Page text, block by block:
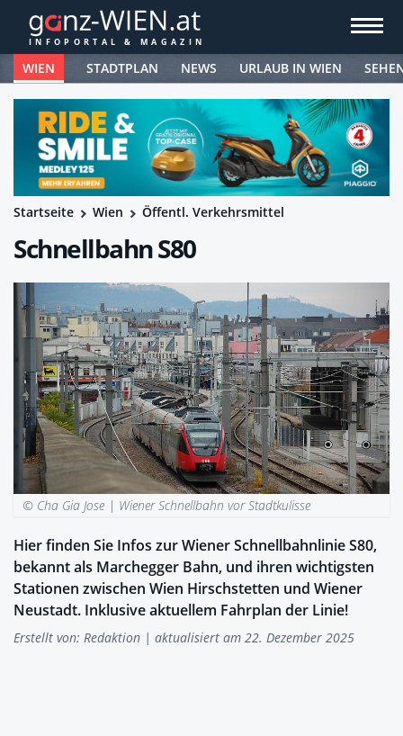
WIEN STADTPLAN NEWS URLAUB IN WIEN
Startseite Wien Öffentl. Verkehrsmittel
Schnellbahn S80
© Cha Gia Jose | Wiener Schnellbahn vor Stadtkulisse
Hier finden Sie Infos zur Wiener Schnellbahnlinie S80,
bekannt als Marchegger Bahn, und ihren wichtigsten
Stationen zwischen Wien Hirschstetten und Wiener
Neustadt. Inklusive aktuellem Fahrplan der Linie!
Erstellt von: Redaktion | aktualisiert am 22. Dezember 2025